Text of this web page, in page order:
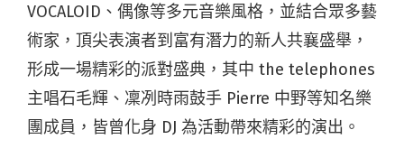
VOCALOID、偶像等多元音樂風格，並結合眾多藝
術家，頂尖表演者到富有潛力的新人共襄盛舉，
形成一場精彩的派對盛典，其中 the telephones
主唱石毛輝、凜冽時雨鼓手 Pierre 中野等知名樂
團成員，皆曾化身 DJ 為活動帶來精彩的演出。